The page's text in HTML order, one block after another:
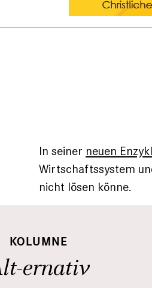
In seiner neuen
Wirtschaftssystem
nicht lösen könne.
KOLUMNE
ernativ